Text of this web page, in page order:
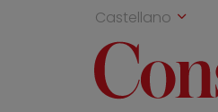
Castellano